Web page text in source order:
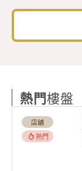
熱門樓盤
店舖
熱門